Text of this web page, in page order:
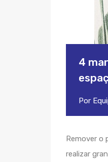
4
Por
Remover o
realizar